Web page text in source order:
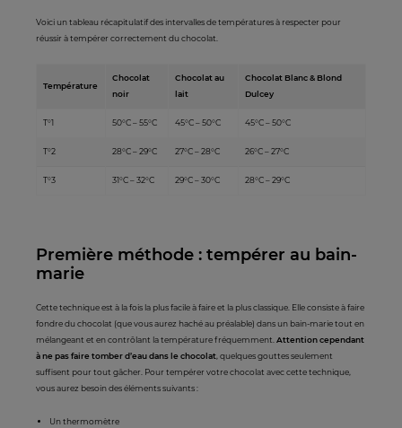
Voici un tableau récapitulatif des intervalles de températures à respecter pour
réussir à tempérer correctement du chocolat.
Température
Chocolat
noir
Chocolat au
lait
Chocolat Blanc & Blond
Dulcey
T°1 50°C – 55°C 45°C – 50°C 45°C – 50°C
T°2 28°C – 29°C 27°C – 28°C 26°C – 27°C
T°3 31°C – 32°C 29°C – 30°C 28°C – 29°C
Première méthode : tempérer au bain-
marie
Cette technique est à la fois la plus facile à faire et la plus classique. Elle consiste à faire
fondre du chocolat (que vous aurez haché au préalable) dans un bain-marie tout en
mélangeant et en contrôlant la température fréquemment.Attention cependant
à ne pas faire tomber d’eau dans le chocolat, quelques gouttes seulement
suffisent pour tout gâcher. Pour tempérer votre chocolat avec cette technique,
vous aurez besoin des éléments suivants :
Un thermomètre